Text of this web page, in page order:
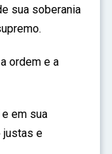
sua soberania
ordem e a
em sua
justas e